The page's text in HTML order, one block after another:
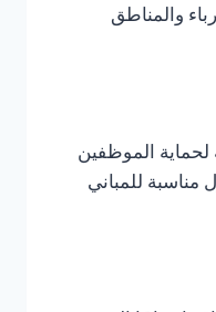
والمناطق
لحماية الموظفين
مناسبة للمباني